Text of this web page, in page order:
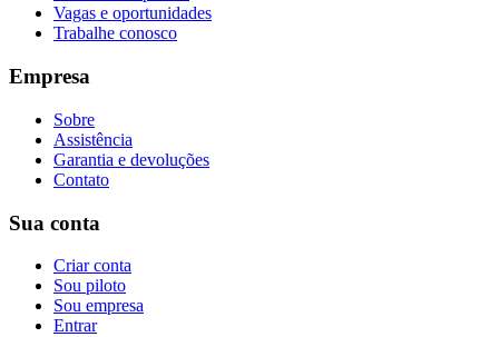
Vagas e oportunidades
Trabalhe conosco
Empresa
Sobre
Assistência
Garantia e devoluções
Contato
Sua conta
Criar conta
Sou piloto
Sou empresa
Entrar